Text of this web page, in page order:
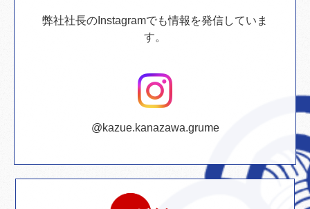
弊社社長のInstagramでも情報を発信していま
す。
@kazue.kanazawa.grume